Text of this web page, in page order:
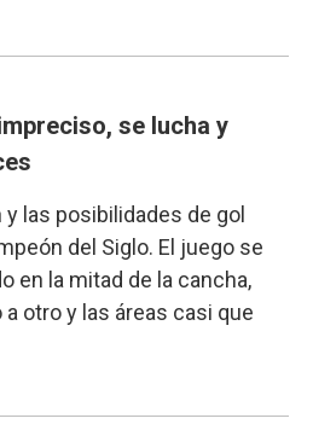
se lucha y
las posibilidades de gol
del Siglo. El juego se
en la mitad de la cancha,
a otro y las áreas casi que